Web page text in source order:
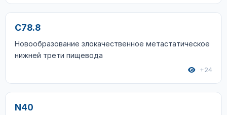
C78.8
Новообразование злокачественное метастатическое
нижней трети пищевода
+24
N40